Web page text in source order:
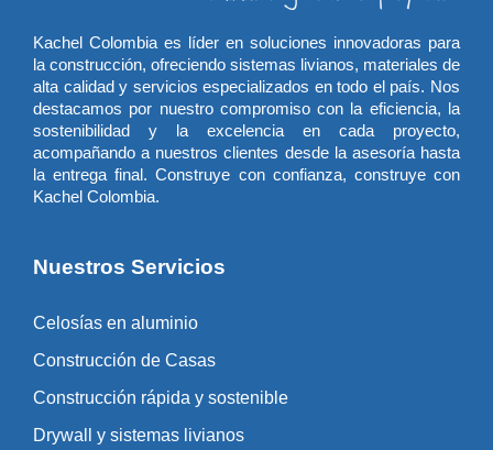
Kachel Colombia es líder en soluciones innovadoras para
la construcción, ofreciendo sistemas livianos, materiales de
alta calidad y servicios especializados en todo el país. Nos
destacamos por nuestro compromiso con la eficiencia, la
sostenibilidad y la excelencia en cada proyecto,
acompañando a nuestros clientes desde la asesoría hasta
la entrega final. Construye con confianza, construye con
Kachel Colombia.
Nuestros Servicios
Celosías en aluminio
Construcción de Casas
Construcción rápida y sostenible
Drywall y sistemas livianos